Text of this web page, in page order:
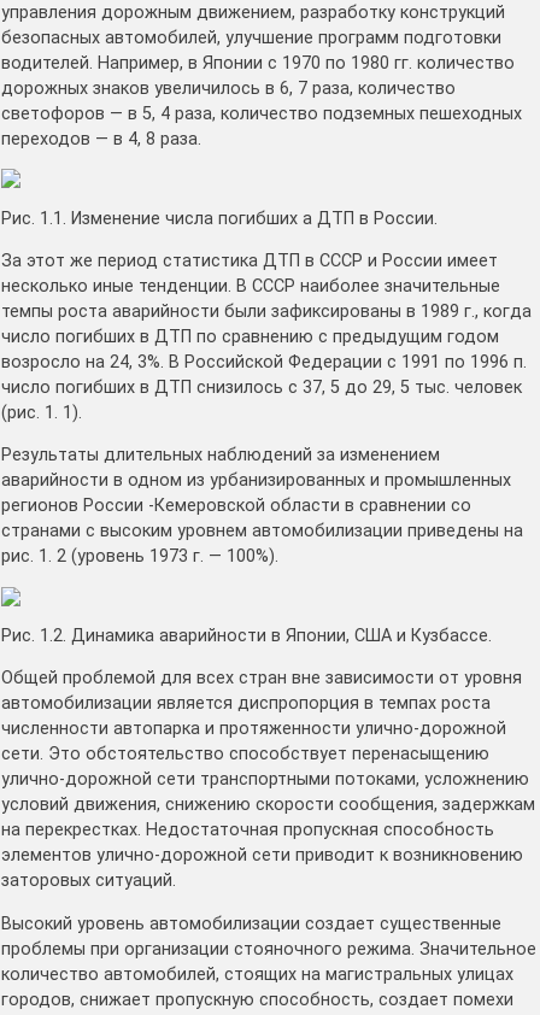
управления дорожным движением, разработку конструкций
безопасных автомобилей, улучшение программ подготовки
водителей. Например, в Японии с 1970 по 1980 гг. количество
дорожных знаков увеличилось в 6, 7 раза, количество
светофоров — в 5, 4 раза, количество подземных пешеходных
переходов — в 4, 8 раза.
Рис. 1.1. Изменение числа погибших а ДТП в России.
За этот же период статистика ДТП в СССР и России имеет
несколько иные тенденции. В СССР наиболее значительные
темпы роста аварийности были зафиксированы в 1989 г., когда
число погибших в ДТП по сравнению с предыдущим годом
возросло на 24, 3%. В Российской Федерации с 1991 по 1996 п.
число погибших в ДТП снизилось с 37, 5 до 29, 5 тыс. человек
(рис. 1. 1).
Результаты длительных наблюдений за изменением
аварийности в одном из урбанизированных и промышленных
регионов России -Кемеровской области в сравнении со
странами с высоким уровнем автомобилизации приведены на
рис. 1. 2 (уровень 1973 г. — 100%).
Рис. 1.2. Динамика аварийности в Японии, США и Кузбассе.
Общей проблемой для всех стран вне зависимости от уровня
автомобилизации является диспропорция в темпах роста
численности автопарка и протяженности улично-дорожной
сети. Это обстоятельство способствует перенасыщению
улично-дорожной сети транспортными потоками, усложнению
условий движения, снижению скорости сообщения, задержкам
на перекрестках. Недостаточная пропускная способность
элементов улично-дорожной сети приводит к возникновению
заторовых ситуаций.
Высокий уровень автомобилизации создает существенные
проблемы при организации стояночного режима. Значительное
количество автомобилей, стоящих на магистральных улицах
городов, снижает пропускную способность, создает помехи